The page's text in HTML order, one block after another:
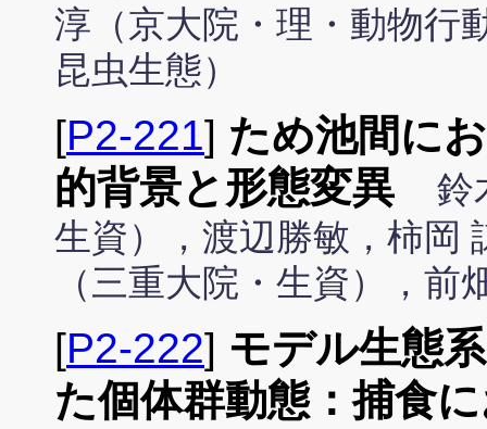
淳（京大院・理・動物
昆虫生態）
[P2-221] ため池間に
的背景と形態変異
鈴
生資），渡辺勝敏，柿岡
（三重大院・生資），前
[P2-222] モデル生態
た個体群動態：捕食